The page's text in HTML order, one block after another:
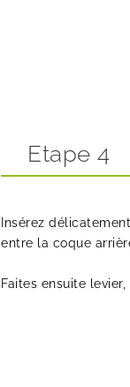
Etape 4
Insérez
entre la coque
Faites ensuite